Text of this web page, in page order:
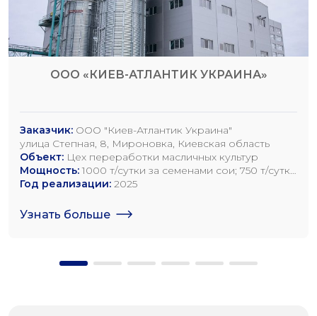
ООО «КИЕВ-АТЛАНТИК УКРАИНА»
Заказчик: ООО "Киев-Атлантик Украина"
улица Степная, 8, Мироновка, Киевская область
Объект: Цех переработки масличных культур
Мощность: 1000 т/сутки за семенами сои; 750 т/сутки
за семенами рапса; 1200 т/сутки по семенам
Год реализации: 2025
Узнать больше